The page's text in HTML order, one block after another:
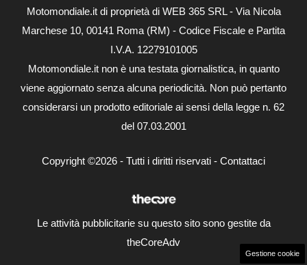
Motomondiale.it di proprietà di WEB 365 SRL - Via Nicola
Marchese 10, 00141 Roma (RM) - Codice Fiscale e Partita
I.V.A. 12279101005
Motomondiale.it non è una testata giornalistica, in quanto
viene aggiornato senza alcuna periodicità. Non può pertanto
considerarsi un prodotto editoriale ai sensi della legge n. 62
del 07.03.2001
Copyright ©2026 - Tutti i diritti riservati - Contattaci
Le attività pubblicitarie su questo sito sono gestite da
theCoreAdv
Gestione cookie